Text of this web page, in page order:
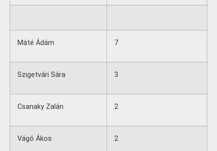
Máté Ádám 7
Szigetvári Sára 3
Csanaky Zalán 2
Vágó Ákos 2